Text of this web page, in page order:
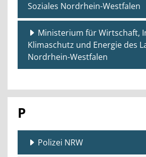
Soziales Nordrhein-Westfalen
Ministerium für Wirtschaft,
Klimaschutz und Energie des
Nordrhein-Westfalen
P
Polizei NRW